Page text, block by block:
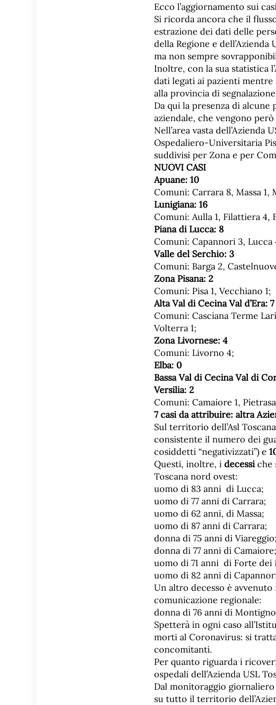
Ecco l’aggiornamento sui
Si ricorda ancora che il
estrazione dei dati delle
della Regione e
ma non sempre
Inoltre, con la sua statistica
dati legati ai pazienti mentre
alla provincia di
Da qui la presenza di
aziendale, che vengono
Nell’area vasta dell’Azienda
Ospedaliero-Universitaria
suddivisi per Zona e per
NUOVI CASI
Apuane: 10
Comuni: Carrara 8, Massa 1,
Lunigiana: 16
Comuni: Aulla 1, Filattiera 4,
Piana di Lucca: 8
Comuni: Capannori 3, Lucca
Valle del Serchio: 3
Comuni: Barga 2,
Zona Pisana: 2
Comuni: Pisa 1, Vecchiano 1;
Alta Val di Cecina Val d’Era: 7
Comuni: Casciana Terme
Volterra 1;
Zona Livornese: 4
Comuni: Livorno 4;
Elba: 0
Bassa Val di Cecina Val di
Versilia: 2
Comuni: Camaiore 1,
7 casi da attribuire: altra
Sul territorio dell’Asl
consistente il numero dei
cosiddetti “negativizzati”) e
Questi, inoltre, i decessiche
Toscana nord ovest:
uomo di 83 anni di Lucca;
uomo di 77 anni di Carrara;
uomo di 62 anni, di Massa;
uomo di 87 anni di Carrara;
donna di 75 anni di Viareggio;
donna di 77 anni di Camaiore;
uomo di 71 anni di Forte dei
uomo di 82 anni di
Un altro decesso è
comunicazione regionale:
donna di 76 anni di
Spetterà in ogni caso
morti al Coronavirus: si
concomitanti.
Per quanto riguarda i
ospedali dell’Azienda USL
Dal monitoraggio
su tutto il territorio